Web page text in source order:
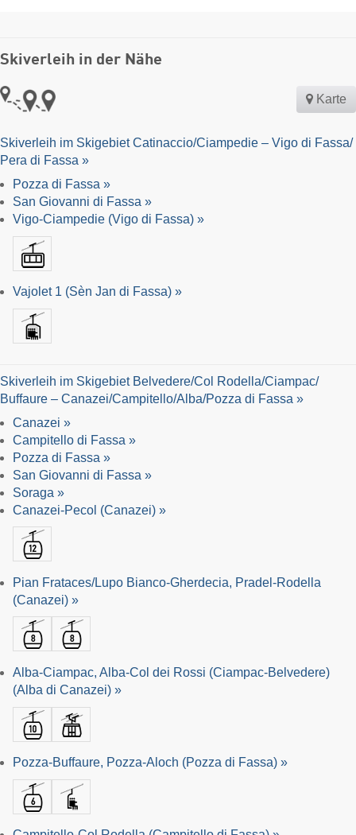
Skiverleih in der Nähe
Karte
Skiverleih im Skigebiet Catinaccio/​Ciampedie – Vigo di Fassa/​
Pera di Fassa »
Pozza di Fassa »
San Giovanni di Fassa »
Vigo-Ciampedie (Vigo di Fassa) »
Vajolet 1 (Sèn Jan di Fassa) »
Skiverleih im Skigebiet Belvedere/​Col Rodella/​Ciampac/​
Buffaure – Canazei/​Campitello/​Alba/​Pozza di Fassa »
Canazei »
Campitello di Fassa »
Pozza di Fassa »
San Giovanni di Fassa »
Soraga »
Canazei-Pecol (Canazei) »
Pian Frataces/Lupo Bianco-Gherdecia, Pradel-Rodella
(Canazei) »
Alba-Ciampac, Alba-Col dei Rossi (Ciampac-Belvedere)
(Alba di Canazei) »
Pozza-Buffaure, Pozza-Aloch (Pozza di Fassa) »